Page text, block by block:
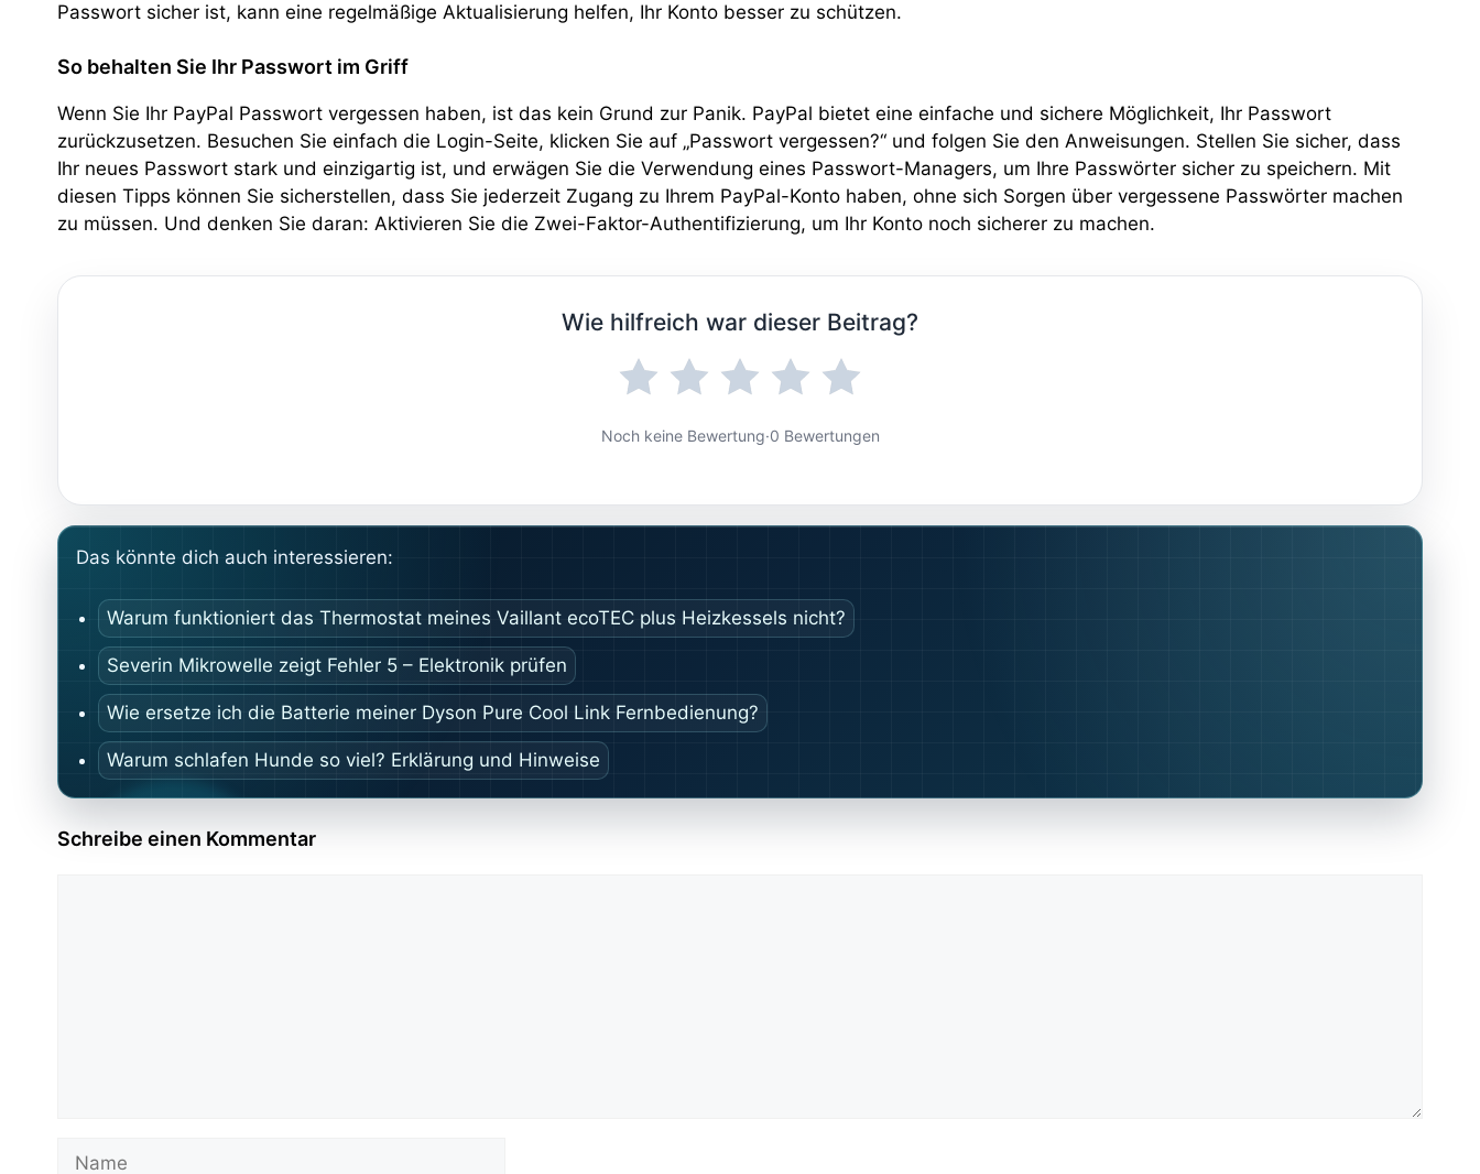
Passwort sicher ist, kann eine regelmäßige Aktualisierung helfen, Ihr Konto besser zu schützen.
So behalten Sie Ihr Passwort im Griff
Wenn Sie Ihr PayPal Passwort vergessen haben, ist das kein Grund zur Panik. PayPal bietet eine einfache und sichere Möglichkeit, Ihr Passwort
zurückzusetzen. Besuchen Sie einfach die Login-Seite, klicken Sie auf „Passwort vergessen?“ und folgen Sie den Anweisungen. Stellen Sie sicher, dass
Ihr neues Passwort stark und einzigartig ist, und erwägen Sie die Verwendung eines Passwort-Managers, um Ihre Passwörter sicher zu speichern. Mit
diesen Tipps können Sie sicherstellen, dass Sie jederzeit Zugang zu Ihrem PayPal-Konto haben, ohne sich Sorgen über vergessene Passwörter machen
zu müssen. Und denken Sie daran: Aktivieren Sie die Zwei-Faktor-Authentifizierung, um Ihr Konto noch sicherer zu machen.
Wie hilfreich war dieser Beitrag?
Noch keine Bewertung·0 Bewertungen
Das könnte dich auch interessieren:
Warum funktioniert das Thermostat meines Vaillant ecoTEC plus Heizkessels nicht?
Severin Mikrowelle zeigt Fehler 5 – Elektronik prüfen
Wie ersetze ich die Batterie meiner Dyson Pure Cool Link Fernbedienung?
Warum schlafen Hunde so viel? Erklärung und Hinweise
Schreibe einen Kommentar